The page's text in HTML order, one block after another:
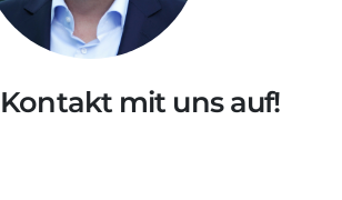
mit uns auf!